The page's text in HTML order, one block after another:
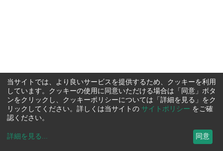
当サイトでは、より良いサービスを提供するため、クッキーを利用
しています。クッキーの使用に同意いただける場合は「同意」ボタ
ンをクリックし、クッキーポリシーについては「詳細を見る」をク
リックしてください。詳しくは当サイトの サイトポリシー をご確
認ください。
詳細を見る ... 同意